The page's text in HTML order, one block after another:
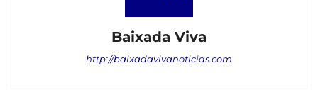
Baixada Viva
http://baixadavivanoticias.com